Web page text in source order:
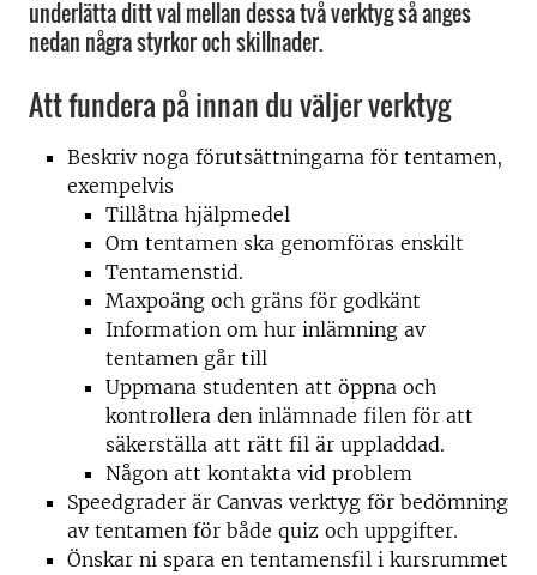
underlätta ditt val mellan dessa två verktyg så anges
nedan några styrkor och skillnader.
Att fundera på innan du väljer verktyg
Beskriv noga förutsättningarna för tentamen,
exempelvis
Tillåtna hjälpmedel
Om tentamen ska genomföras enskilt
Tentamenstid.
Maxpoäng och gräns för godkänt
Information om hur inlämning av
tentamen går till
Uppmana studenten att öppna och
kontrollera den inlämnade filen för att
säkerställa att rätt fil är uppladdad.
Någon att kontakta vid problem
Speedgrader är Canvas verktyg för bedömning
av tentamen för både quiz och uppgifter.
Önskar ni spara en tentamensfil i kursrummet